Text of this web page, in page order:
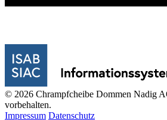
© 2026 Chrampfcheibe Dommen Nadig
vorbehalten.
Impressum Datenschutz